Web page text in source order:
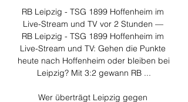
RB Leipzig - TSG 1899 Hoffenheim im
Live-Stream und TV vor 2 Stunden —
RB Leipzig - TSG 1899 Hoffenheim im
Live-Stream und TV: Gehen die Punkte
heute nach Hoffenheim oder bleiben bei
Leipzig? Mit 3:2 gewann RB ...
Wer überträgt Leipzig gegen